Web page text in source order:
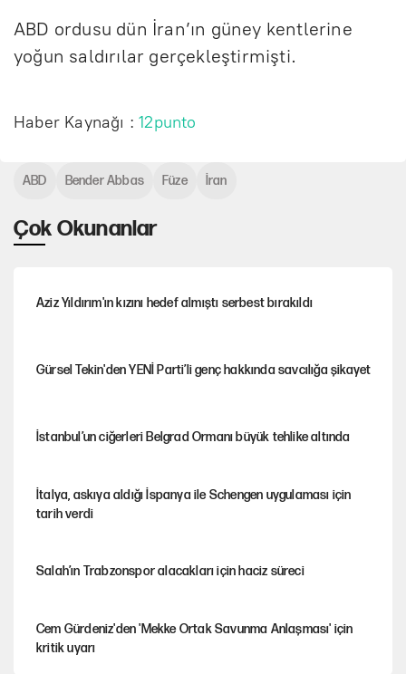
ABD ordusu dün İran’ın güney kentlerine
yoğun saldırılar gerçekleştirmişti.
Haber Kaynağı :12punto
Çok Okunanlar
Aziz Yıldırım'ın kızını hedef almıştı serbest bırakıldı
Gürsel Tekin'den YENİ Parti’li genç hakkında savcılığa şikayet
İstanbul’un ciğerleri Belgrad Ormanı büyük tehlike altında
İtalya, askıya aldığı İspanya ile Schengen uygulaması için
tarih verdi
Salah’ın Trabzonspor alacakları için haciz süreci
Cem Gürdeniz'den 'Mekke Ortak Savunma Anlaşması' için
kritik uyarı
ABD Bender Abbas Füze İran